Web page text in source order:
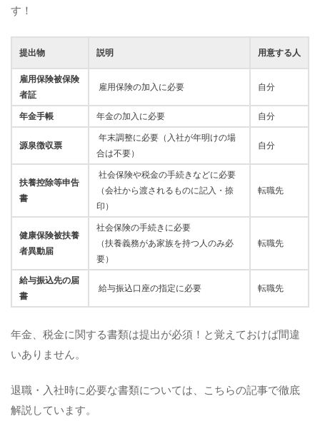
す！
提出物 説明 用意する人
雇用保険被保険
者証
雇用保険の加入に必要 自分
年金手帳 年金の加入に必要 自分
源泉徴収票
年末調整に必要（入社が年明けの場
合は不要）
自分
扶養控除等申告
書
社会保険や税金の手続きなどに必要
（会社から渡されるものに記入・捺
印）
転職先
健康保険被扶養
者異動届
社会保険の手続きに必要
（扶養義務があ家族を持つ人のみ必
要）
転職先
給与振込先の届
書
給与振込口座の指定に必要 転職先
年金、税金に関する書類は提出が必須！と覚えておけば間違
いありません。
退職・入社時に必要な書類については、こちらの記事で徹底
解説しています。